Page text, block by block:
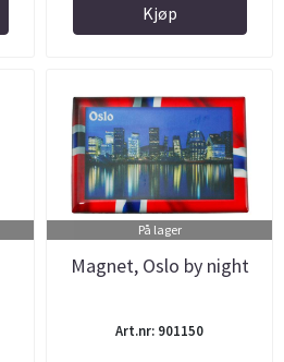
Kjøp
På lager
Magnet, Oslo by night
Art.nr: 901150